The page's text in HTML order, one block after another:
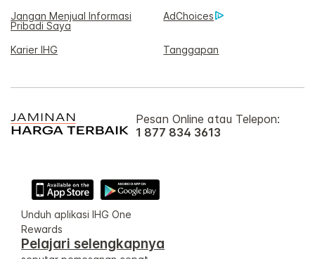
Jangan Menjual Informasi
Pribadi Saya
AdChoices
Karier IHG Tanggapan
Pesan Online atau Telepon:
1 877 834 3613
Unduh aplikasi IHG One
Rewards
Pelajari selengkapnya